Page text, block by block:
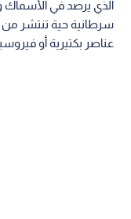
الذي يرصد في الأسماك
سرطانية حية تنتشر من
عناصر بكتيرية أو